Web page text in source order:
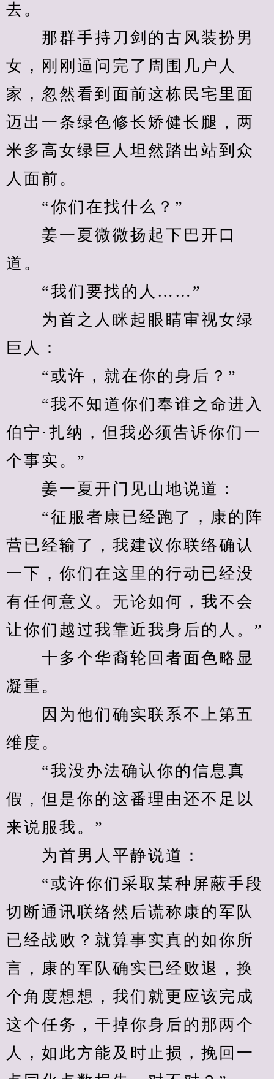
去。
那群手持刀剑的古风装扮男
女，刚刚逼问完了周围几户人
家，忽然看到面前这栋民宅里面
迈出一条绿色修长矫健长腿，两
米多高女绿巨人坦然踏出站到众
人面前。
“你们在找什么？”
姜一夏微微扬起下巴开口
道。
“我们要找的人……”
为首之人眯起眼睛审视女绿
巨人：
“或许，就在你的身后？”
“我不知道你们奉谁之命进入
伯宁·扎纳，但我必须告诉你们一
个事实。”
姜一夏开门见山地说道：
“征服者康已经跑了，康的阵
营已经输了，我建议你联络确认
一下，你们在这里的行动已经没
有任何意义。无论如何，我不会
让你们越过我靠近我身后的人。”
十多个华裔轮回者面色略显
凝重。
因为他们确实联系不上第五
维度。
“我没办法确认你的信息真
假，但是你的这番理由还不足以
来说服我。”
为首男人平静说道：
“或许你们采取某种屏蔽手段
切断通讯联络然后谎称康的军队
已经战败？就算事实真的如你所
言，康的军队确实已经败退，换
个角度想想，我们就更应该完成
这个任务，干掉你身后的那两个
人，如此方能及时止损，挽回一